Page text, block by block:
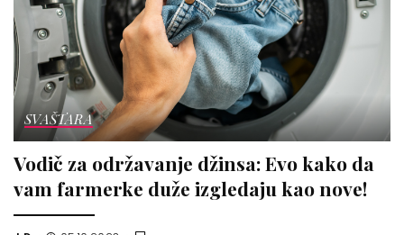
SVAŠTARA
Vodič za održavanje džinsa: Evo kako da
vam farmerke duže izgledaju kao nove!